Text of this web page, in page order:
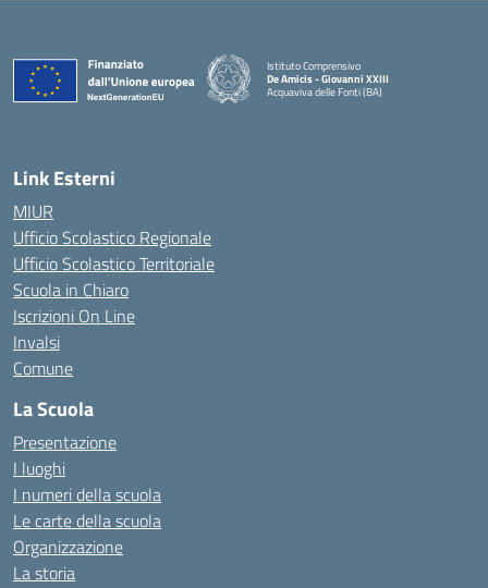
Istituto Comprensivo
De Amicis - Giovanni XXIII
Acquaviva delle Fonti (BA)
— Visita la pagina iniziale della scuola
Link Esterni
MIUR
Ufficio Scolastico Regionale
Ufficio Scolastico Territoriale
Scuola in Chiaro
Iscrizioni On Line
Invalsi
Comune
La Scuola
Presentazione
I luoghi
I numeri della scuola
Le carte della scuola
Organizzazione
La storia